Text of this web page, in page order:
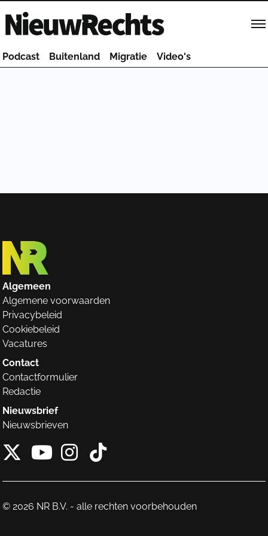
Homepage van NieuwRechts
Podcast Buitenland Migratie Video's
Algemeen
Algemene voorwaarden
Privacybeleid
Cookiebeleid
Vacatures
Contact
Contactformulier
Redactie
Nieuwsbrief
Nieuwsbrieven
X van NieuwRechts
Instagram van
Tiktok van
© 2026 NR B.V. - alle rechten voorbehouden